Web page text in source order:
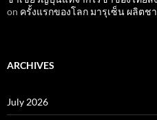
on ครั้งแรกของโลก มารุเซ็น ผลิต
ARCHIVES
July 2026